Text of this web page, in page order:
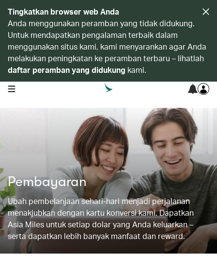
Tingkatkan browser web Anda
Anda menggunakan peramban yang tidak didukung.
Untuk mendapatkan pengalaman terbaik dalam
menggunakan situs kami, kami menyarankan agar Anda
melakukan peningkatan ke peramban terbaru – lihatlah
daftar peramban yang didukung kami.
open navigation menu
Pembayaran
Ubah pembelanjaan sehari-hari menjadi perjalanan
menakjubkan dengan kartu konversi kami. Dapatkan
Asia Miles untuk setiap dolar yang Anda keluarkan –
serta dapatkan lebih banyak manfaat dan reward.